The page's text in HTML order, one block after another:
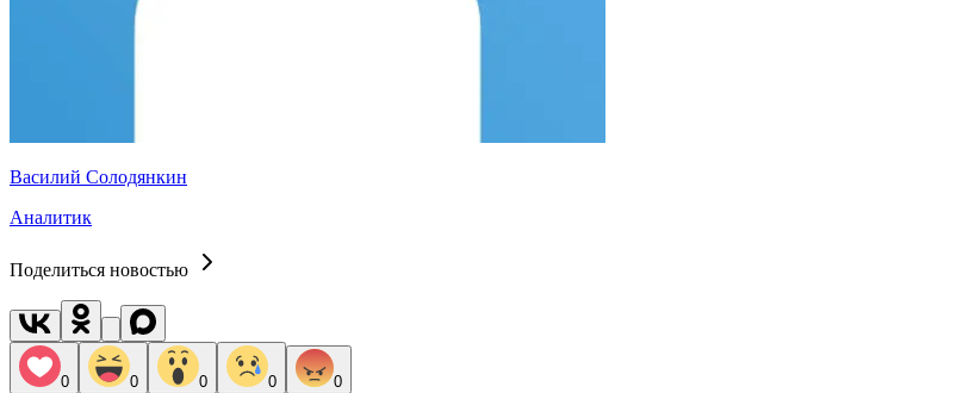
Василий Солодянкин
Аналитик
Поделиться новостью
0 0 0 0 0